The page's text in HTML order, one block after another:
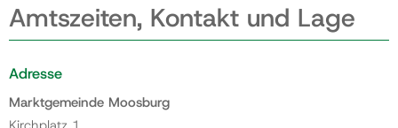
Amtszeiten, Kontakt und Lage
Adresse
Marktgemeinde Moosburg